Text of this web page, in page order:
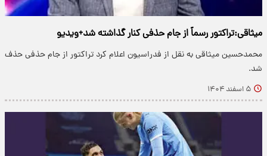
میثاقی:تراکتور رسماً از جام حذفی کنار گذاشته شد+ویدیو
محمدحسین میثاقی به نقل از فدراسیون اعلام کرد تراکتور از جام حذفی حذف
شد.
۵ اسفند ۱۴۰۴